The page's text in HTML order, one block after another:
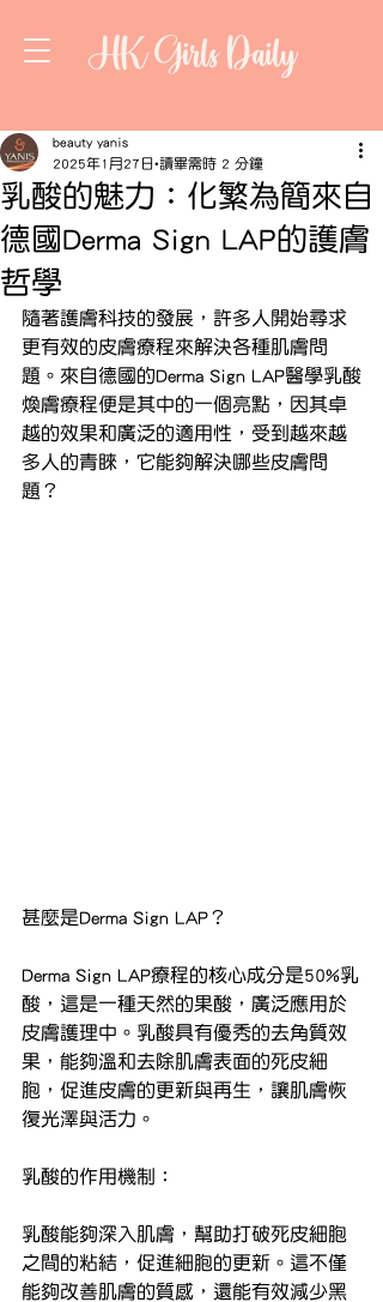
HK Girls Daily
乳酸的魅力：化繁為簡來自
德國Derma Sign LAP的護膚
哲學
beauty yanis
2025年1月27日 讀畢需時 2 分鐘
隨著護膚科技的發展，許多人開始尋求
更有效的皮膚療程來解決各種肌膚問
題。來自德國的Derma Sign LAP醫學乳酸
煥膚療程便是其中的一個亮點，因其卓
越的效果和廣泛的適用性，受到越來越
多人的青睞，它能夠解決哪些皮膚問
題？
甚麼是Derma Sign LAP？
Derma Sign LAP療程的核心成分是50%乳
酸，這是一種天然的果酸，廣泛應用於
皮膚護理中。乳酸具有優秀的去角質效
果，能夠溫和去除肌膚表面的死皮細
胞，促進皮膚的更新與再生，讓肌膚恢
復光澤與活力。
乳酸的作用機制：
乳酸能夠深入肌膚，幫助打破死皮細胞
之間的粘結，促進細胞的更新。這不僅
能夠改善肌膚的質感，還能有效減少黑